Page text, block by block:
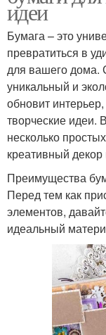
идеи
Бумага – это
превратиться в
для вашего дома.
уникальный и
обновит
творческие идеи.
несколько
креативный
Преимущества
Перед тем как
элементов,
идеальный